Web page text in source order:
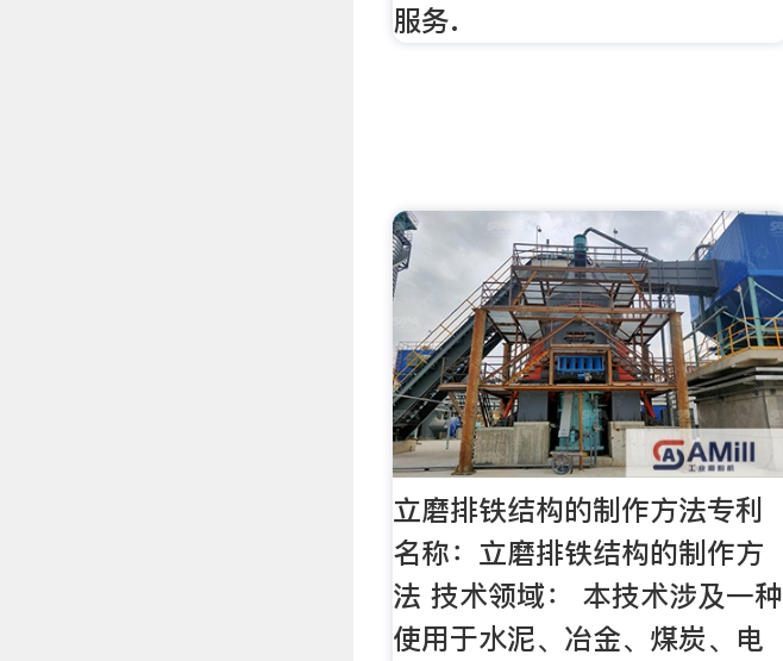
服务.
立磨排铁结构的制作方法专利
名称：立磨排铁结构的制作方
法 技术领域： 本技术涉及一种
使用于水泥、冶金、煤炭、电